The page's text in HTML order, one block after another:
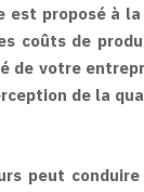
proposé à
de
votre
de la
peut